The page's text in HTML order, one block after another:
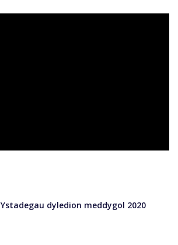
Ystadegau dyledion meddygol 2020